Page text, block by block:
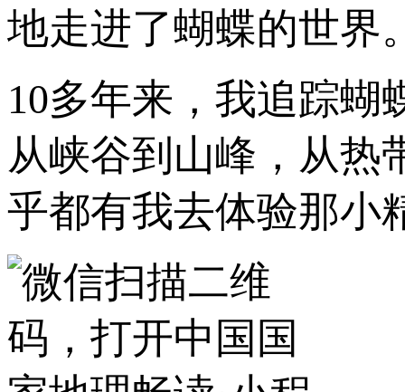
地走进了蝴蝶的世界
10多年来，我追踪蝴
从峡谷到山峰，从热
乎都有我去体验那小